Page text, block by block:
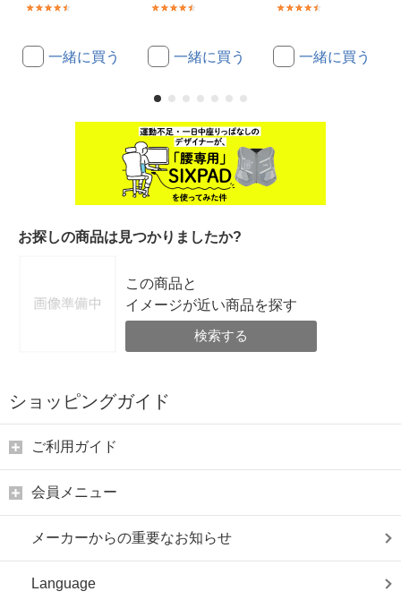
一緒に買う 一緒に買う 一緒に買う
お探しの商品は見つかりましたか?
この商品と
イメージが近い商品を探す
検索する
ショッピングガイド
ご利用ガイド
会員メニュー
メーカーからの重要なお知らせ
Language